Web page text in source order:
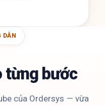
DẪN
từng bước
của Ordersys — vừa